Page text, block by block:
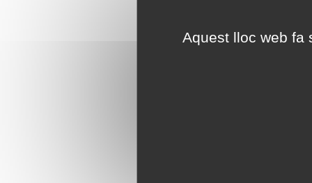
Aquest lloc web fa